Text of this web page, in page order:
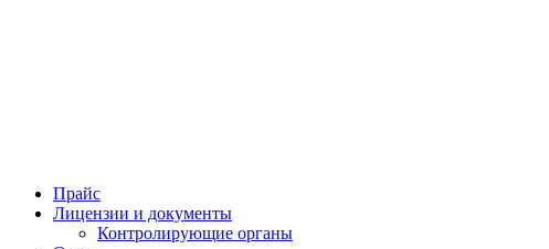
Прайс
Лицензии и документы
Контролирующие органы